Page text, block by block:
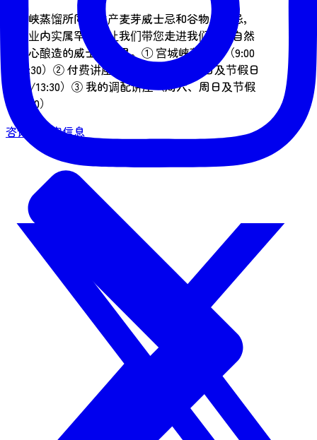
宫城峡蒸馏所同时生产麦芽威士忌和谷物威士忌，
这在业内实属罕见。让我们带您走进我们于大自然
中精心酿造的威士忌世界。① 宫城峡蒸馏所（9:00
～14:30）② 付费讲座（周五、周六、周日及节假日
10:30/13:30）③ 我的调配讲座（周六、周日及节假
日 9:30）
咨询・商家信息